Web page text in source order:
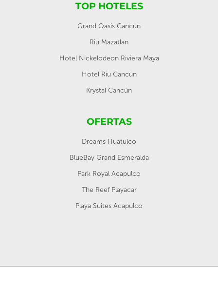
TOP HOTELES
Grand Oasis Cancun
Riu Mazatlan
Hotel Nickelodeon Riviera Maya
Hotel Riu Cancún
Krystal Cancún
OFERTAS
Dreams Huatulco
BlueBay Grand Esmeralda
Park Royal Acapulco
The Reef Playacar
Playa Suites Acapulco